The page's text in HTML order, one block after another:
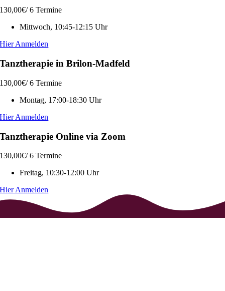
130,00€/ 6 Termine
Mittwoch, 10:45-12:15 Uhr
Hier Anmelden
Tanztherapie in Brilon-Madfeld
130,00€/ 6 Termine
Montag, 17:00-18:30 Uhr
Hier Anmelden
Tanztherapie Online via Zoom
130,00€/ 6 Termine
Freitag, 10:30-12:00 Uhr
Hier Anmelden